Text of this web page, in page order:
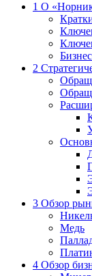
1 О
2
3 Обзор
Медь
4 Обзор